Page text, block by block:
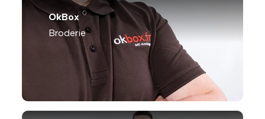
OkBox
Broderie